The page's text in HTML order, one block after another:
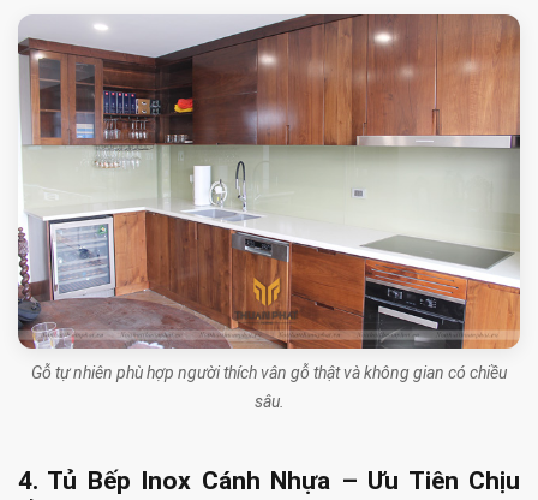
Gỗ tự nhiên phù hợp người thích vân gỗ thật và không gian có chiều
sâu.
4. Tủ Bếp Inox Cánh Nhựa – Ưu Tiên Chịu